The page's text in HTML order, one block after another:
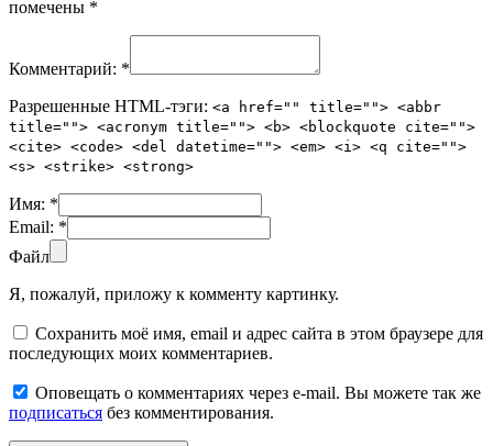
помечены *
Комментарий: *
Разрешенные HTML-тэги: <a href="" title=""> <abbr
title=""> <acronym title=""> <b> <blockquote cite="">
<cite> <code> <del datetime=""> <em> <i> <q cite="">
<s> <strike> <strong>
Имя: *
Email: *
Файл
Я, пожалуй, приложу к комменту картинку.
Сохранить моё имя, email и адрес сайта в этом браузере для
последующих моих комментариев.
Оповещать о комментариях через e-mail. Вы можете так же
подписаться без комментирования.